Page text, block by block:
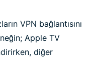
VPN bağlantısını
Apple TV
diğer